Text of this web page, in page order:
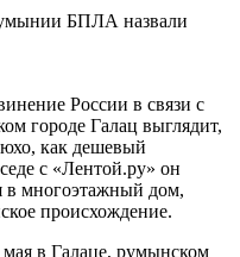
России в связи с
городе Галац выглядит,
как дешевый
с «Лентой.ру» он
в многоэтажный дом,
происхождение.
в Галаце, румынском